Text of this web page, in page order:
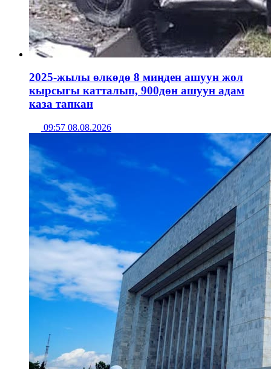
2025-жылы өлкөдө 8 миңден ашуун жол
кырсыгы катталып, 900дөн ашуун адам
каза тапкан
09:57 08.08.2026